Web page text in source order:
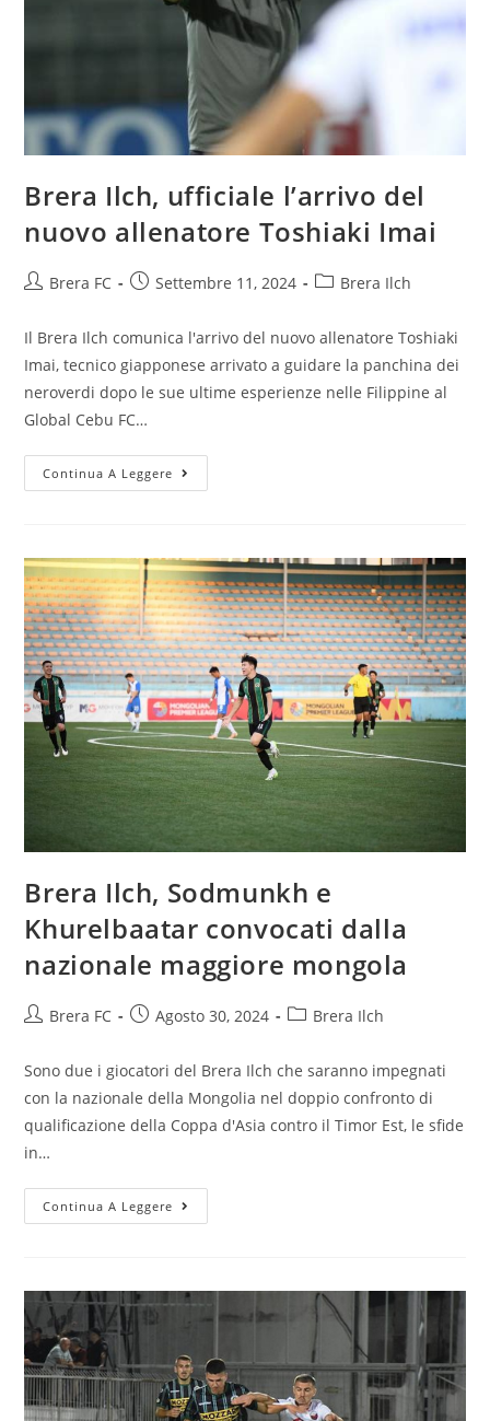
Brera Ilch, ufficiale l’arrivo del
nuovo allenatore Toshiaki Imai
Brera FC Settembre 11, 2024 Brera Ilch
Il Brera Ilch comunica l'arrivo del nuovo allenatore Toshiaki
Imai, tecnico giapponese arrivato a guidare la panchina dei
neroverdi dopo le sue ultime esperienze nelle Filippine al
Global Cebu FC…
Continua A Leggere
Brera Ilch, Sodmunkh e
Khurelbaatar convocati dalla
nazionale maggiore mongola
Brera FC Agosto 30, 2024 Brera Ilch
Sono due i giocatori del Brera Ilch che saranno impegnati
con la nazionale della Mongolia nel doppio confronto di
qualificazione della Coppa d'Asia contro il Timor Est, le sfide
in…
Continua A Leggere